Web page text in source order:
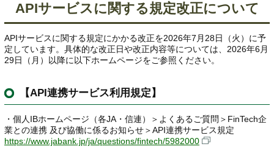
APIサービスに関する規定改正について
APIサービスに関する規定にかかる改正を2026年7月28日（火）に予
定しています。具体的な改正日や改正内容等については、2026年6月
29日（月）以降に以下ホームページをご参照ください。
【API連携サービス利用規定】
・個人IBホームページ（各JA・信連）＞よくあるご質問＞FinTech企
業との連携 及び協働に係るお知らせ＞API連携サービス規定
https://www.jabank.jp/ja/questions/fintech/5982000